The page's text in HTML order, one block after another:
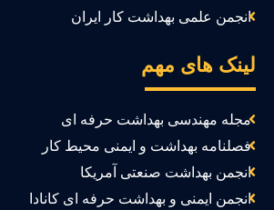
انجمن علمی بهداشت کار ایران
های مهم
مجله مهندسی بهداشت حرفه ای
فصلنامه بهداشت و ایمنی محیط کار
انجمن بهداشت صنعتی آمریکا
انجمن ایمنی و بهداشت حرفه ای کانادا